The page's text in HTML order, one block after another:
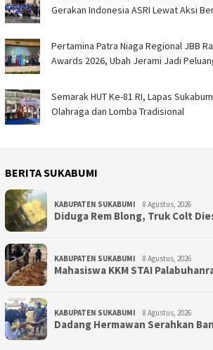
Gerakan Indonesia ASRI Lewat Aksi
Pertamina Patra Niaga Regional JBB
Awards 2026, Ubah Jerami Jadi
Semarak HUT Ke-81 RI, Lapas
Olahraga dan Lomba Tradisional
BERITA SUKABUMI
KABUPATEN SUKABUMI 8 Agustus, 2026
Diduga Rem Blong, Truk Colt
KABUPATEN SUKABUMI 8 Agustus, 2026
Mahasiswa KKM STAI
KABUPATEN SUKABUMI 8 Agustus, 2026
Dadang Hermawan Serahkan